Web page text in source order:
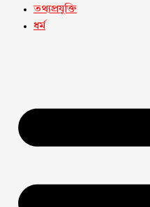
তথ্যপ্রযুক্তি
ধর্ম